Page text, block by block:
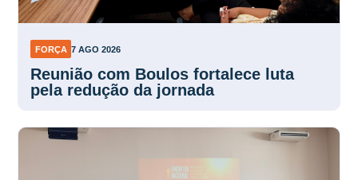
FORÇA 7 AGO 2026
Reunião com Boulos fortalece luta
pela redução da jornada